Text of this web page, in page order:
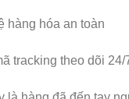
hàng hóa an toàn
tracking theo dõi 24/